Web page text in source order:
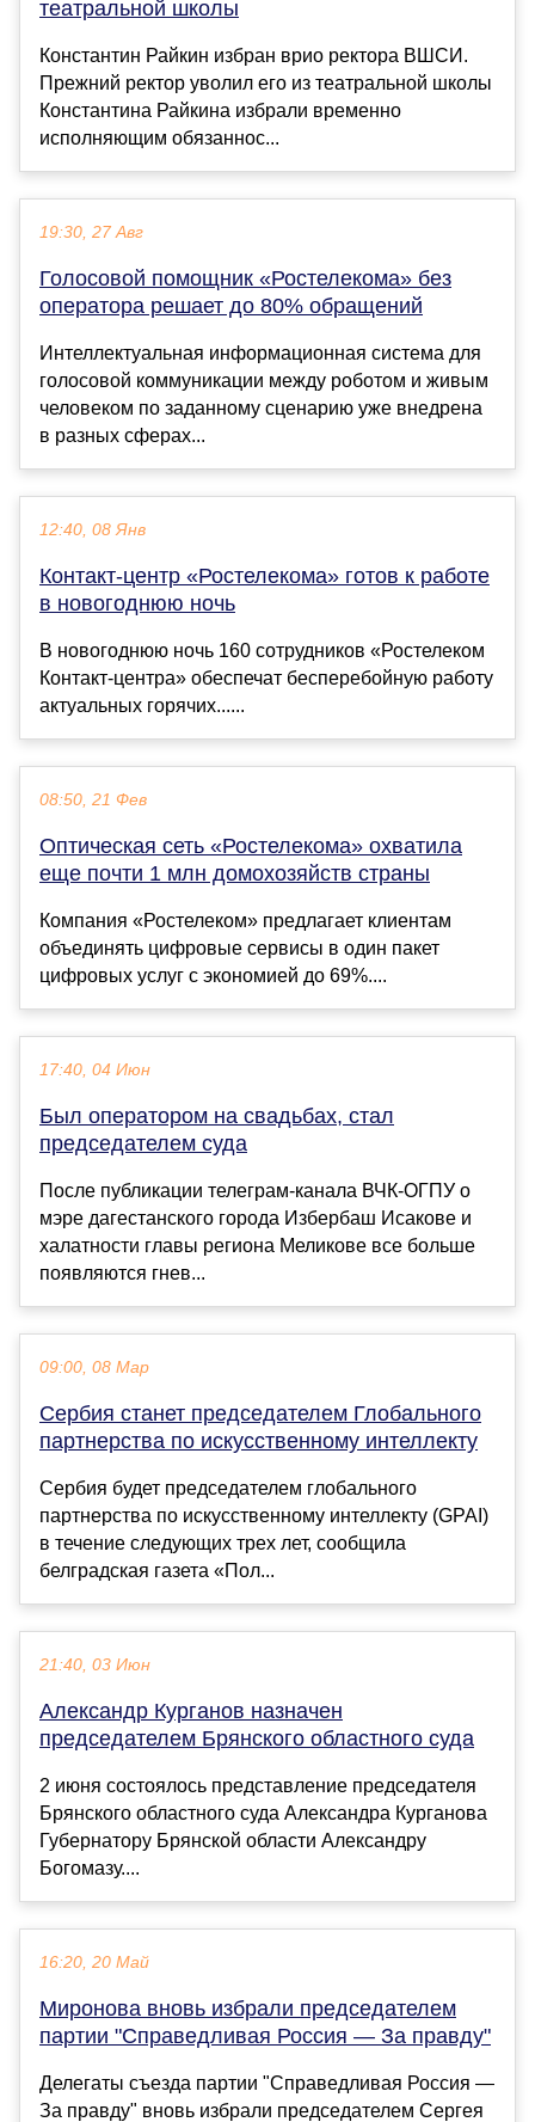
театральной школы
Константин Райкин избран врио ректора ВШСИ.
Прежний ректор уволил его из театральной школы
Константина Райкина избрали временно
исполняющим обязаннос...
19:30, 27 Авг
Голосовой помощник «Ростелекома» без
оператора решает до 80% обращений
Интеллектуальная информационная система для
голосовой коммуникации между роботом и живым
человеком по заданному сценарию уже внедрена
в разных сферах...
12:40, 08 Янв
Контакт-центр «Ростелекома» готов к работе
в новогоднюю ночь
В новогоднюю ночь 160 сотрудников «Ростелеком
Контакт-центра» обеспечат бесперебойную работу
актуальных горячих......
08:50, 21 Фев
Оптическая сеть «Ростелекома» охватила
еще почти 1 млн домохозяйств страны
Компания «Ростелеком» предлагает клиентам
объединять цифровые сервисы в один пакет
цифровых услуг с экономией до 69%....
17:40, 04 Июн
Был оператором на свадьбах, стал
председателем суда
После публикации телеграм-канала ВЧК-ОГПУ о
мэре дагестанского города Избербаш Исакове и
халатности главы региона Меликове все больше
появляются гнев...
09:00, 08 Мар
Сербия станет председателем Глобального
партнерства по искусственному интеллекту
Сербия будет председателем глобального
партнерства по искусственному интеллекту (GPAI)
в течение следующих трех лет, сообщила
белградская газета «Пол...
21:40, 03 Июн
Александр Курганов назначен
председателем Брянского областного суда
2 июня состоялось представление председателя
Брянского областного суда Александра Курганова
Губернатору Брянской области Александру
Богомазу....
16:20, 20 Май
Миронова вновь избрали председателем
партии "Справедливая Россия — За правду"
Делегаты съезда партии "Справедливая Россия —
За правду" вновь избрали председателем Сергея